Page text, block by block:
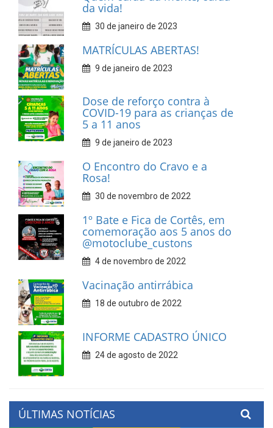
da vida!
30 de janeiro de 2023
MATRÍCULAS ABERTAS!
9 de janeiro de 2023
Dose de reforço contra à
COVID-19 para as crianças de
5 a 11 anos
9 de janeiro de 2023
O Encontro do Cravo e a
Rosa!
30 de novembro de 2022
1º Bate e Fica de Cortês, em
comemoração aos 5 anos do
@motoclube_custons
4 de novembro de 2022
Vacinação antirrábica
18 de outubro de 2022
INFORME CADASTRO ÚNICO
24 de agosto de 2022
ÚLTIMAS NOTÍCIAS